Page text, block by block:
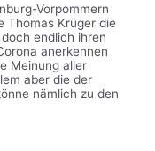
Vorpommern
Thomas Krüger die
endlich ihren
anerkennen
Meinung aller
aber die der
nämlich zu den